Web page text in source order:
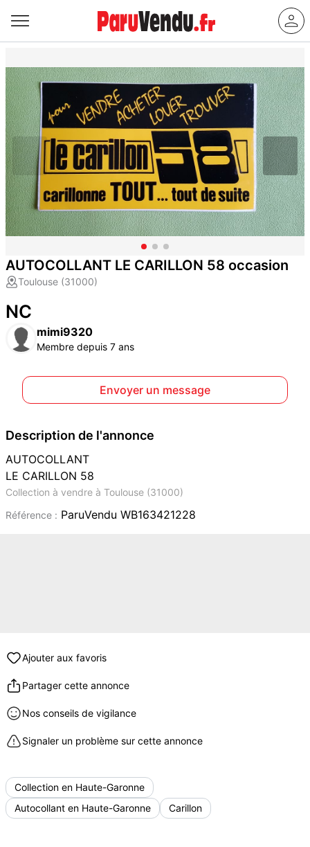
AUTOCOLLANT LE CARILLON 58 occasion
Toulouse (31000)
NC
mimi9320
Membre depuis 7 ans
Envoyer un message
Description de l'annonce
AUTOCOLLANT
LE CARILLON 58
Collection à vendre à Toulouse (31000)
Référence : ParuVendu WB163421228
Ajouter aux favoris
Partager cette annonce
Nos conseils de vigilance
Signaler un problème sur cette annonce
Collection en Haute-Garonne
Autocollant en Haute-Garonne
Carillon